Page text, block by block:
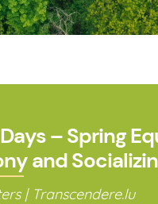
– Spring
and
| Transcendere.lu